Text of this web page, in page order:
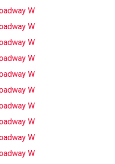
W
W
W
W
W
W
W
W
W
W